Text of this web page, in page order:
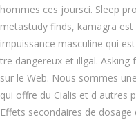
hommes ces joursci. Sleep
metastudy finds, kamagra
impuissance masculine qui
tre dangereux et illgal.
sur le Web. Nous sommes
qui offre du Cialis et d autres
Effets secondaires de